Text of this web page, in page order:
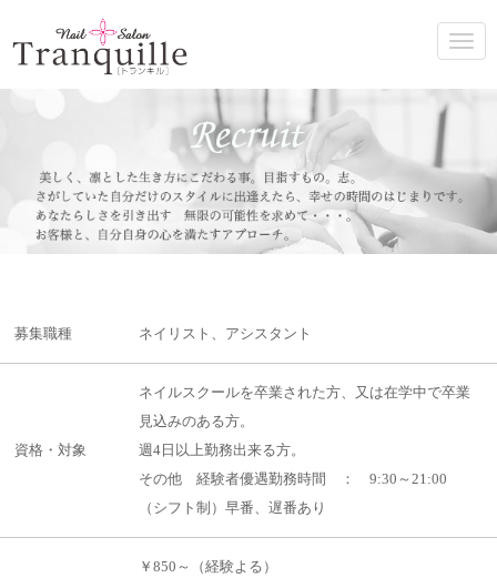
募集職種 ネイリスト、アシスタント
資格・対象
ネイルスクールを卒業された方、又は在学中で卒業
見込みのある方。
週4日以上勤務出来る方。
その他 経験者優遇勤務時間 ： 9:30～21:00
（シフト制）早番、遅番あり
￥850～（経験よる）